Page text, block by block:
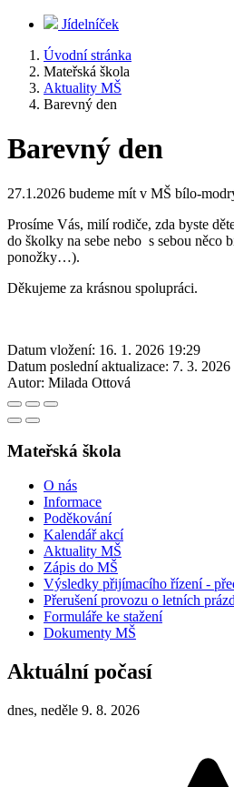
Jídelníček
Úvodní stránka
Mateřská škola
Aktuality MŠ
Barevný den
Barevný den
27.1.2026 budeme mít v MŠ bílo-
Prosíme Vás, milí rodiče, zda byste
do školky na sebe nebo s sebou něco
ponožky…).
Děkujeme za krásnou spolupráci.
Datum vložení: 16. 1. 2026 19:29
Datum poslední aktualizace: 7. 3. 2026
Autor: Milada Ottová
Mateřská škola
O nás
Informace
Poděkování
Kalendář akcí
Aktuality MŠ
Zápis do MŠ
Výsledky přijímacího řízení -
Přerušení provozu o letních
Formuláře ke stažení
Dokumenty MŠ
Aktuální počasí
dnes, neděle 9. 8. 2026